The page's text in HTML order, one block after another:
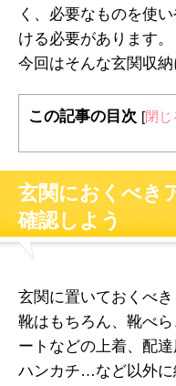
く、必要なものを使
ける必要があります。
今回はそんな玄関収納
この記事の目次 [閉じ
玄関におくべき
確認しよう
玄関に置いておくべ
靴はもちろん、靴べ
ートなどの上着、配
ハンカチ…など以外に